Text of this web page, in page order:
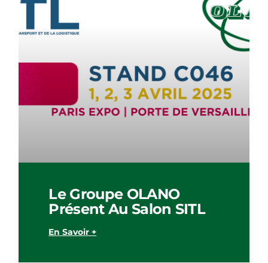
Le Groupe OLANO
Présent Au Salon SITL
En Savoir +